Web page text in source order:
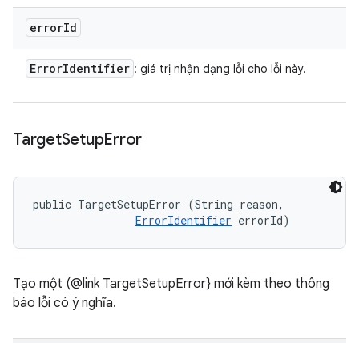
errorId
ErrorIdentifier : giá trị nhận dạng lỗi cho lỗi này.
TargetSetupError
public TargetSetupError (String reason,
ErrorIdentifier errorId)
Tạo một (@link TargetSetupError} mới kèm theo thông
báo lỗi có ý nghĩa.